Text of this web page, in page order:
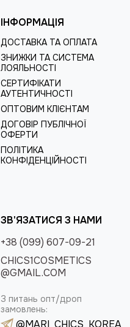
ІНФОРМАЦІЯ
ДОСТАВКА ТА ОПЛАТА
ЗНИЖКИ ТА СИСТЕМА
ЛОЯЛЬНОСТІ
СЕРТИФІКАТИ
АУТЕНТИЧНОСТІ
ОПТОВИМ КЛІЄНТАМ
ДОГОВІР ПУБЛІЧНОЇ
ОФЕРТИ
ПОЛІТИКА
КОНФІДЕНЦІЙНОСТІ
ЗВ'ЯЗАТИСЯ З НАМИ
+38 (099) 607-09-21
CHICS1COSMETICS
@GMAIL.COM
З питань опт/дроп
замовлень:
@MARI_CHICS_KOREA